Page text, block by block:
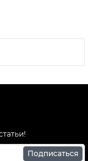
Подписаться